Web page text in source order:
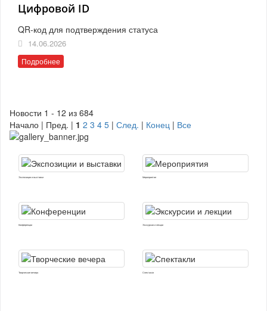
Цифровой ID
QR-код для подтверждения статуса
14.06.2026
Подробнее
Новости 1 - 12 из 684
Начало | Пред. | 1 2 3 4 5 | След. | Конец | Все
Экспозиции и выставки Мероприятия
Конференции Экскурсии и лекции
Творческие вечера Спектакли